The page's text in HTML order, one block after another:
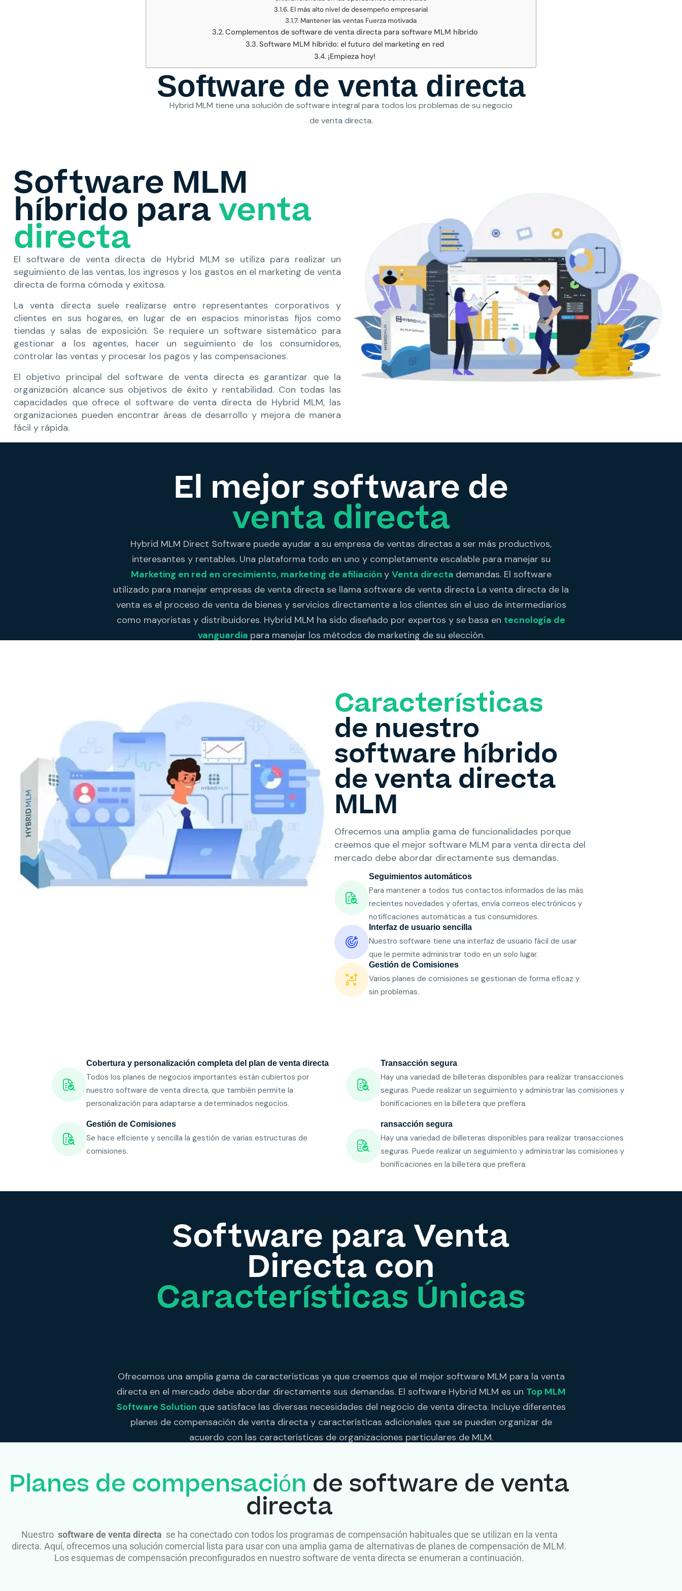
El más alto nivel de desempeño empresarial
Mantener las ventas Fuerza motivada
Complementos de software de venta directa para software MLM híbrido
Software MLM híbrido: el futuro del marketing en red
¡Empieza hoy!
Software de venta directa
Hybrid MLM tiene una solución de software integral para todos los problemas de su negocio
de venta directa.
Software MLM
híbrido paraventa
directa
El software de venta directa de Hybrid MLM se utiliza para realizar un
seguimiento de las ventas, los ingresos y los gastos en el marketing de venta
directa de forma cómoda y exitosa.
La venta directa suele realizarse entre representantes corporativos y
clientes en sus hogares, en lugar de en espacios minoristas fijos como
tiendas y salas de exposición. Se requiere un software sistemático para
gestionar a los agentes, hacer un seguimiento de los consumidores,
controlar las ventas y procesar los pagos y las compensaciones.
El objetivo principal del software de venta directa es garantizar que la
organización alcance sus objetivos de éxito y rentabilidad. Con todas las
capacidades que ofrece el software de venta directa de Hybrid MLM, las
organizaciones pueden encontrar áreas de desarrollo y mejora de manera
fácil y rápida.
El mejor software de
venta directa
Hybrid MLM Direct Software puede ayudar a su empresa de ventas directas a ser más productivos,
interesantes y rentables. Una plataforma todo en uno y completamente escalable para manejar su
Marketing en red en crecimiento, marketing de afiliación y Venta directa demandas. El software
utilizado para manejar empresas de venta directa se llama software de venta directa La venta directa de la
venta es el proceso de venta de bienes y servicios directamente a los clientes sin el uso de intermediarios
como mayoristas y distribuidores. Hybrid MLM ha sido diseñado por expertos y se basa en tecnología de
vanguardia para manejar los métodos de marketing de su elección.
Características
de nuestro
software híbrido
de venta directa
MLM
Ofrecemos una amplia gama de funcionalidades porque
creemos que el mejor software MLM para venta directa del
mercado debe abordar directamente sus demandas.
Seguimientos automáticos
Para mantener a todos tus contactos informados de las más
recientes novedades y ofertas, envía correos electrónicos y
notificaciones automáticas a tus consumidores.
Interfaz de usuario sencilla
Nuestro software tiene una interfaz de usuario fácil de usar
que le permite administrar todo en un solo lugar.
Gestión de Comisiones
Varios planes de comisiones se gestionan de forma eficaz y
sin problemas.
Cobertura y personalización completa del plan de venta directa
Todos los planes de negocios importantes están cubiertos por
nuestro software de venta directa, que también permite la
personalización para adaptarse a determinados negocios.
Transacción segura
Hay una variedad de billeteras disponibles para realizar transacciones
seguras. Puede realizar un seguimiento y administrar las comisiones y
bonificaciones en la billetera que prefiera.
Gestión de Comisiones
Se hace eficiente y sencilla la gestión de varias estructuras de
comisiones.
ransacción segura
Hay una variedad de billeteras disponibles para realizar transacciones
seguras. Puede realizar un seguimiento y administrar las comisiones y
bonificaciones en la billetera que prefiera.
Software para Venta
Directa con
Características Únicas
Ofrecemos una amplia gama de características ya que creemos que el mejor software MLM para la venta
directa en el mercado debe abordar directamente sus demandas. El software Hybrid MLM es un Top MLM
Software Solution que satisface las diversas necesidades del negocio de venta directa. Incluye diferentes
planes de compensación de venta directa y características adicionales que se pueden organizar de
acuerdo con las características de organizaciones particulares de MLM.
Planes de compensación de software de venta
directa
Nuestro software de venta directa se ha conectado con todos los programas de compensación habituales que se utilizan en la venta
directa. Aquí, ofrecemos una solución comercial lista para usar con una amplia gama de alternativas de planes de compensación de MLM.
Los esquemas de compensación preconfigurados en nuestro software de venta directa se enumeran a continuación.